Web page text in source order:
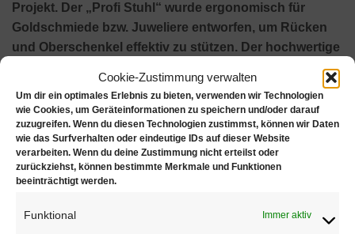
Cookie-Zustimmung verwalten
Um dir ein optimales Erlebnis zu bieten, verwenden wir Technologien
wie Cookies, um Geräteinformationen zu speichern und/oder darauf
zuzugreifen. Wenn du diesen Technologien zustimmst, können wir Daten
wie das Surfverhalten oder eindeutige IDs auf dieser Website
verarbeiten. Wenn du deine Zustimmung nicht erteilst oder
zurückziehst, können bestimmte Merkmale und Funktionen
beeinträchtigt werden.
Funktional Immer aktiv
Projekt. Der „Profi Stuhl“ wurde ergonomisch für
Goldschmiede bzw. Juweliere entworfen, um Rücken
und Oberschenkel effektiv zu stützen. Der hochwertige
und Stil. Tatsächlich verfügt dieser professionelle Stuhl
über eine achtstündige Sitzbescheinigung. Der Sitz hat
eine flexible Hubhöhe von 48 cm bis 57 cm und
zusätzlich eine Neigungs- und Felsposition oder die
Position kann fixiert werden. Die Räder stellen sicher,
dass Sie den Stuhl schnell und einfach einsetzen